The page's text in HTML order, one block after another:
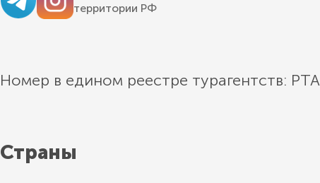
территории РФ
Номер в едином реестре турагентств:
Страны